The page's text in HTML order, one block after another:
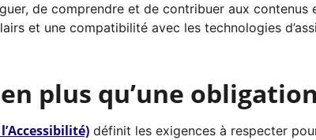
de comprendre et de contribuer aux contenus
et une compatibilité avec les technologies
plus qu’une
définit les exigences à respecter